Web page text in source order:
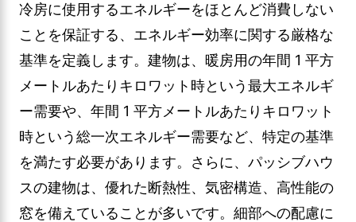
冷房に使用するエネルギーをほとんど消費しない
ことを保証する、エネルギー効率に関する厳格な
基準を定義します。建物は、暖房用の年間 1 平方
メートルあたりキロワット時という最大エネルギ
ー需要や、年間 1 平方メートルあたりキロワット
時という総一次エネルギー需要など、特定の基準
を満たす必要があります。さらに、パッシブハウ
スの建物は、優れた断熱性、気密構造、高性能の
窓を備えていることが多いです。細部への配慮に